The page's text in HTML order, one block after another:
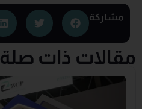
مشاركة
مقالات ذات صلة